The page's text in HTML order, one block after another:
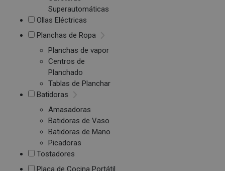
Superautomáticas
Ollas Eléctricas
Planchas de Ropa
Planchas de vapor
Centros de
Planchado
Tablas de Planchar
Batidoras
Amasadoras
Batidoras de Vaso
Batidoras de Mano
Picadoras
Tostadores
Placa de Cocina Portátil